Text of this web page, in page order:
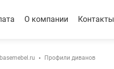
О компании Контакты
basemebel.ru Профили диванов